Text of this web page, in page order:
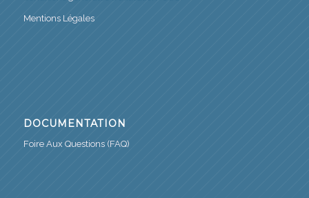
Mentions Légales
DOCUMENTATION
Foire Aux Questions (FAQ)